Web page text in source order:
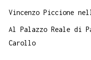
Vincenzo Piccione
Al Palazzo Reale di
Carollo